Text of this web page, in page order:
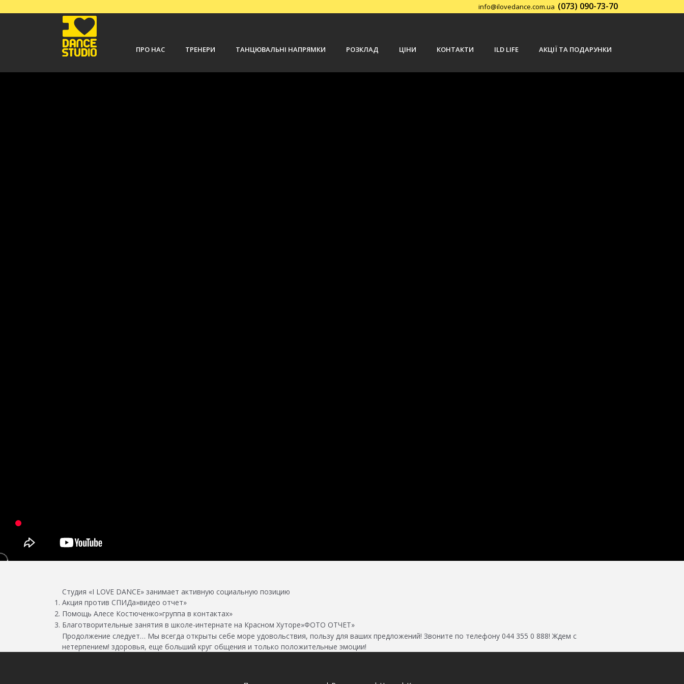
info@ilovedance.com.ua (073) 090-73-70
ПРО НАС ТРЕНЕРИ ТАНЦЮВАЛЬНІ НАПРЯМКИ РОЗКЛАД ЦІНИ КОНТАКТИ ILD LIFE АКЦІЇ ТА ПОДАРУНКИ
Студия «I LOVE DANCE» занимает активную социальную позицию
Акция против СПИДа»видео отчет»
Помощь Алесе Костюченко»группа в контактах»
Благотворительные занятия в школе-интернате на Красном Хуторе»ФОТО ОТЧЕТ»
Продолжение следует… Мы всегда открыты себе море удовольствия, пользу для ваших предложений! Звоните по телефону 044 355 0 888! Ждем с
нетерпением! здоровья, еще больший круг общения и только положительные эмоции!